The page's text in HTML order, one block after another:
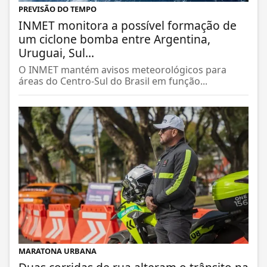
PREVISÃO DO TEMPO
INMET monitora a possível formação de
um ciclone bomba entre Argentina,
Uruguai, Sul...
O INMET mantém avisos meteorológicos para
áreas do Centro-Sul do Brasil em função...
MARATONA URBANA